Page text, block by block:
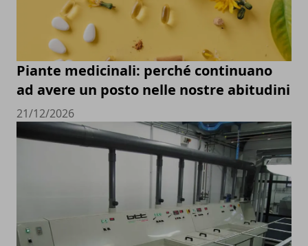
Piante medicinali: perché continuano
ad avere un posto nelle nostre abitudini
21/12/2026